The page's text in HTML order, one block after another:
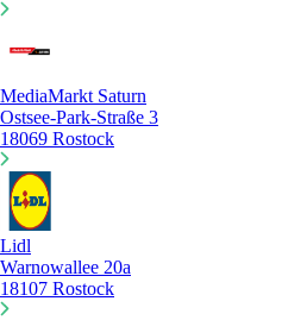
MediaMarkt Saturn
Ostsee-Park-Straße 3
18069 Rostock
Lidl
Warnowallee 20a
18107 Rostock